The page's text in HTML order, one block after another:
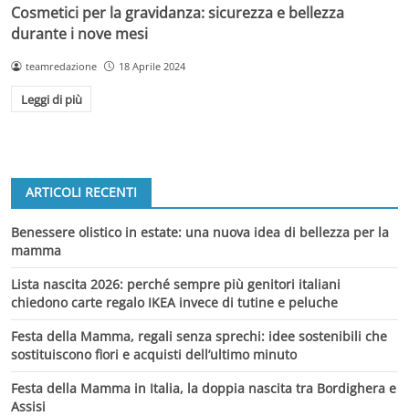
Cosmetici per la gravidanza: sicurezza e bellezza
durante i nove mesi
teamredazione 18 Aprile 2024
Leggi di più
ARTICOLI RECENTI
Benessere olistico in estate: una nuova idea di bellezza per la
mamma
Lista nascita 2026: perché sempre più genitori italiani
chiedono carte regalo IKEA invece di tutine e peluche
Festa della Mamma, regali senza sprechi: idee sostenibili che
sostituiscono fiori e acquisti dell’ultimo minuto
Festa della Mamma in Italia, la doppia nascita tra Bordighera e
Assisi